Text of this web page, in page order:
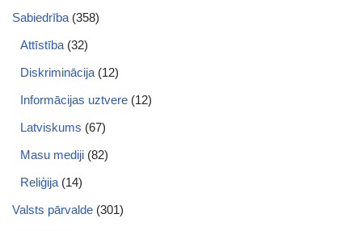
Sabiedrība (358)
Attīstība (32)
Diskriminācija (12)
Informācijas uztvere (12)
Latviskums (67)
Masu mediji (82)
Reliģija (14)
Valsts pārvalde (301)